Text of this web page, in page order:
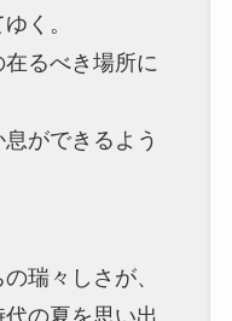
く。
るべき場所に
ができるよう
瑞々しさが、